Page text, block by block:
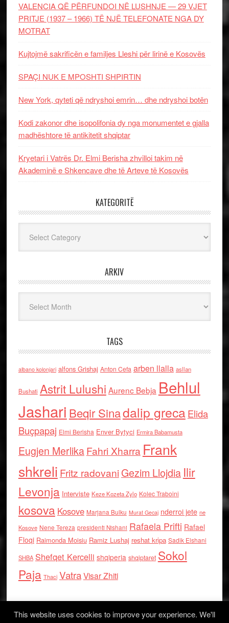
VALENCIA QË PËRFUNDOI NË LUSHNJE — 29 VJET
PRITJE (1937 – 1966) TË NJË TELEFONATE NGA DY
MOTRAT
Kujtojmë sakrificën e familjes Lleshi për lirinë e Kosovës
SPAÇI NUK E MPOSHTI SHPIRTIN
New York, qyteti që ndryshoi emrin… dhe ndryshoi botën
Kodi zakonor dhe isopolifonia dy nga monumentet e gjalla
madhështore të antikitetit shqiptar
Kryetari i Vatrës Dr. Elmi Berisha zhvilloi takim në
Akademinë e Shkencave dhe të Arteve të Kosovës
KATEGORITË
ARKIV
TAGS
albano kolonjari alfons Grishaj Anton Cefa arben llalla asllan
Bushati Astrit Lulushi Aurenc Bebja Behlul
Jashari Beqir Sinadalip grecaElida
Buçpapaj Elmi Berisha Enver Bytyci Ermira Babamusta
Eugjen MerlikaFahri Xharra Frank
shkreli Fritz radovaniGezim Llojdia Ilir
Levonja Interviste Keze Kozeta Zylo Kolec Traboini
kosova Kosove Marjana Bulku Murat Gecaj nderroi jete ne
Kosove Nene Tereza presidenti Nishani Rafaela Prifti Rafael
Floqi Raimonda Moisiu Ramiz Lushaj reshat kripa Sadik Elshani
SHBA Shefqet Kercelli shqiperia shqiptaret Sokol
Paja Thaci VatraVisar Zhiti
This website uses cookies to improve your experience. We'll